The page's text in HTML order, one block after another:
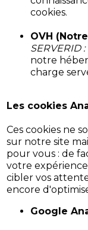
cookies.
OVH
SERVERID :
notre
charge
Les cookies
Ces cookies ne
sur notre site
pour vous : de
votre
cibler vos
encore
Google